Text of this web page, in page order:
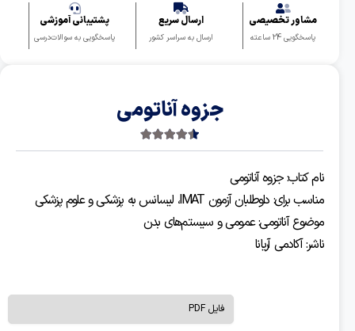
مشاور تخصیصی
پاسخگویی 24 ساعته
ارسال سریع
ارسال به سراسر کشور
پشتیبانی آموزشی
پاسخگویی به سوالات‌درسی
جزوه آناتومی
4.50 2 رای
نام کتاب: جزوه آناتومی
مناسب برای: داوطلبان آزمون IMAT، لیسانس به پزشکی و علوم پزشکی
موضوع آناتومی: عمومی و سیستم‌های بدن
ناشر: آکادمی آریانا